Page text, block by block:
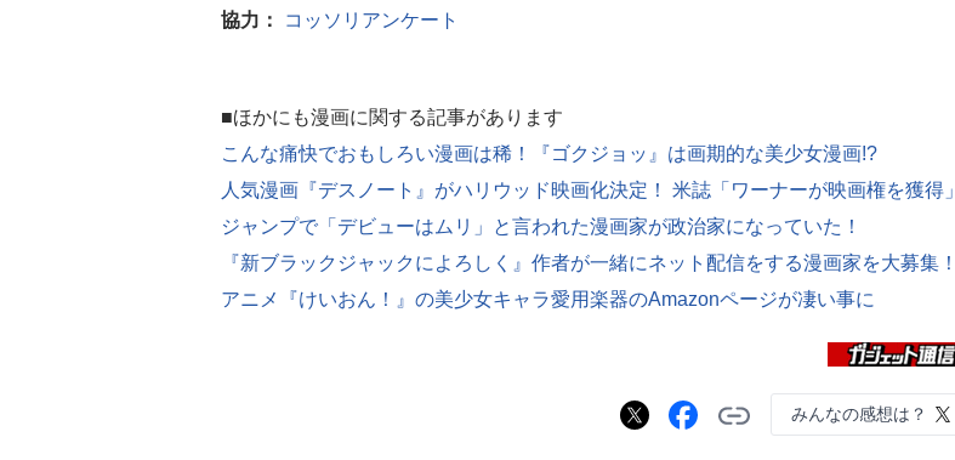
協力：
コッソリアンケート
■ほかにも漫画に関する記事があります
こんな痛快でおもしろい漫画は稀！『ゴクジョッ』は画期的な美少女漫画!?
人気漫画『デスノート』がハリウッド映画化決定！ 米誌「ワーナーが映画権を獲得」
ジャンプで「デビューはムリ」と言われた漫画家が政治家になっていた！
『新ブラックジャックによろしく』作者が一緒にネット配信をする漫画家を大募集！
アニメ『けいおん！』の美少女キャラ愛用楽器のAmazonページが凄い事に
みんなの感想は？